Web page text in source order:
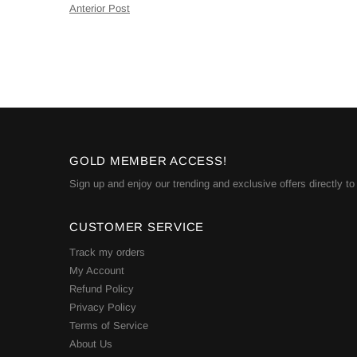
Anterior Post
GOLD MEMBER ACCESS!
Sign up and enjoy our trending and exclusive offers directly
CUSTOMER SERVICE
Track my orders
My Account
Refund Policy
Privacy Policy
Terms of Service
About Us